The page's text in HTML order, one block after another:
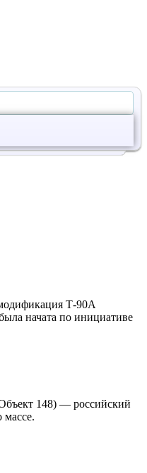
Т-90А
начата по инициативе
148) — российский
массе.